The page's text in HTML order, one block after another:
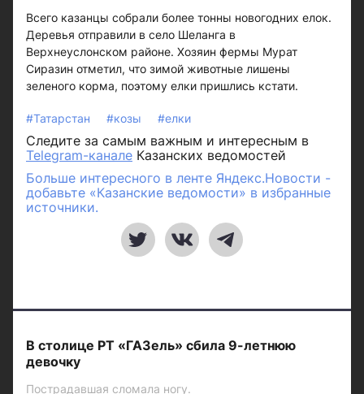
Всего казанцы собрали более тонны новогодних елок.
Деревья отправили в село Шеланга в
Верхнеуслонском районе. Хозяин фермы Мурат
Сиразин отметил, что зимой животные лишены
зеленого корма, поэтому елки пришлись кстати.
#Татарстан #козы #елки
Следите за самым важным и интересным в
Telegram-канале Казанских ведомостей
Больше интересного в ленте Яндекс.Новости -
добавьте «Казанские ведомости» в избранные
источники.
В столице РТ «ГАЗель» сбила 9-летнюю
девочку
Пострадавшая сломала ногу.